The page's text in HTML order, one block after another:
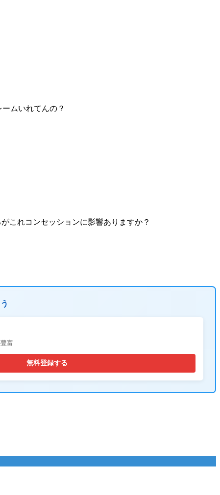
ムいれてんの？
これコンセッションに影響ありますか？
富
無料登録する